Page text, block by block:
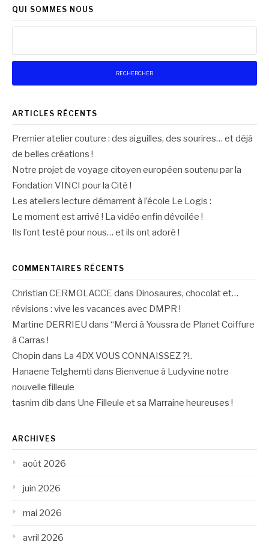
QUI SOMMES NOUS
ARTICLES RÉCENTS
Premier atelier couture : des aiguilles, des sourires… et déjà
de belles créations !
Notre projet de voyage citoyen européen soutenu par la
Fondation VINCI pour la Cité !
Les ateliers lecture démarrent à l’école Le Logis :
Le moment est arrivé ! La vidéo enfin dévoilée !
Ils l’ont testé pour nous… et ils ont adoré !
COMMENTAIRES RÉCENTS
Christian CERMOLACCE dans Dinosaures, chocolat et…
révisions : vive les vacances avec DMPR !
Martine DERRIEU dans “Merci à Youssra de Planet Coiffure
à Carras !
Chopin dans La 4DX VOUS CONNAISSEZ ?!..
Hanaene Telghemti dans Bienvenue à Ludyvine notre
nouvelle filleule
tasnim dib dans Une Filleule et sa Marraine heureuses !
ARCHIVES
août 2026
juin 2026
mai 2026
avril 2026